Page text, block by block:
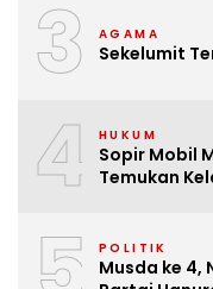
3 AGAMA
Sekelumit
4 HUKUM
Sopir Mobil
Temukan
POLITIK
Musda ke 4,